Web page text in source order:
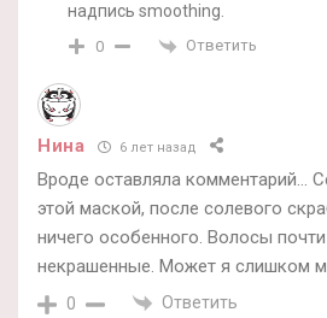
надпись smoothing.
0 Ответить
Нина 6 лет назад
Вроде оставляла комментарий…
этой маской, после солевого
ничего особенного. Волосы
некрашенные. Может я слишком
0 Ответить